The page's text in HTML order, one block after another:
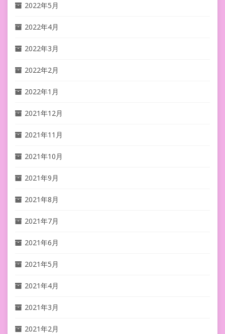
2022年5月
2022年4月
2022年3月
2022年2月
2022年1月
2021年12月
2021年11月
2021年10月
2021年9月
2021年8月
2021年7月
2021年6月
2021年5月
2021年4月
2021年3月
2021年2月